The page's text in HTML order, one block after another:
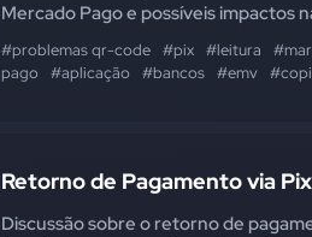
Mercado Pago e possíveis impactos
#problemas qr-code #pix #leitura
pago
#aplicação #bancos #emv
Retorno de Pagamento via
Discussão sobre o retorno de